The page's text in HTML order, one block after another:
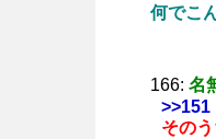
何でこ
166: 名
>>151
その